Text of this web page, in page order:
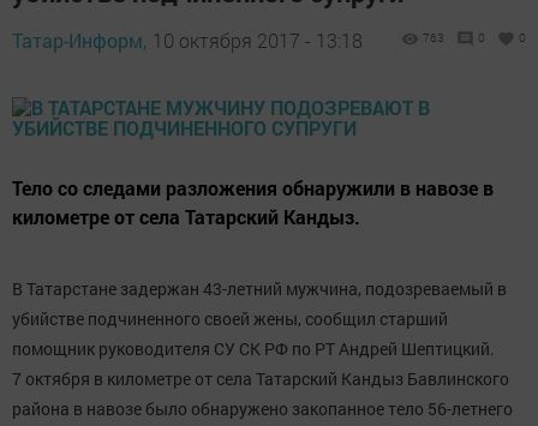
Татар-Информ, 10 октября 2017 - 13:18 763 0 0
Тело со следами разложения обнаружили в навозе в
километре от села Татарский Кандыз.
В Татарстане задержан 43-летний мужчина, подозреваемый в
убийстве подчиненного своей жены, сообщил старший
помощник руководителя СУ СК РФ по РТ Андрей Шептицкий.
7 октября в километре от села Татарский Кандыз Бавлинского
района в навозе было обнаружено закопанное тело 56-летнего